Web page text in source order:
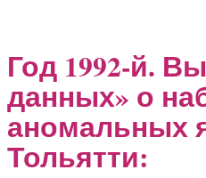
Год 1992-й.
данных» о
аномальных
Тольятти: